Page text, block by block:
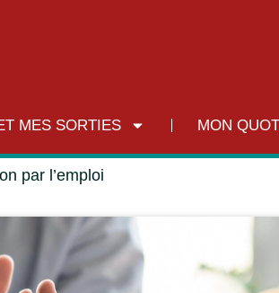
MES SORTIES MON
par l’emploi